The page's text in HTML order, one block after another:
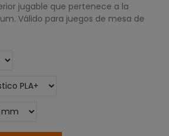
jugable que pertenece a la
Válido para juegos de mesa de